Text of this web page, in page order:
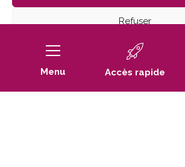
Refuser
Voir les préférences
Politique de cookies
Défilez
Menu Accès rapide
Mentions Légales
Politique de cookies (UE)